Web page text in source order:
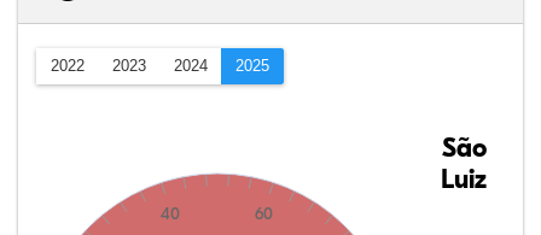
2022 2023 2024 2025
40 60
São
Luiz